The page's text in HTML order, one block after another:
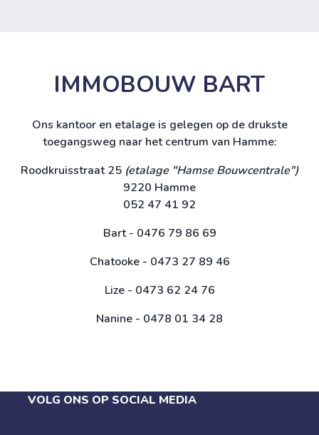
IMMOBOUW BART
Ons kantoor en etalage is gelegen op de drukste
toegangsweg naar het centrum van Hamme:
Roodkruisstraat 25 (etalage "Hamse Bouwcentrale")
9220 Hamme
052 47 41 92
Bart - 0476 79 86 69
Chatooke - 0473 27 89 46
Lize - 0473 62 24 76
Nanine - 0478 01 34 28
VOLG ONS OP SOCIAL MEDIA